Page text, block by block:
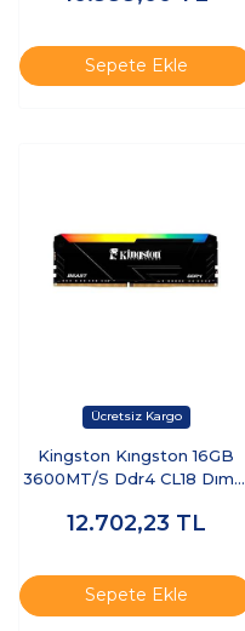
Sepete Ekle
Kingston Kıngston 16GB
3600MT/S Ddr4 CL18 Dımm
KF436C18BB2A/16TR - Ram
12.702,23 TL
Sepete Ekle